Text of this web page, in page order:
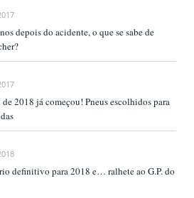
depois do acidente, o que se sabe de
2018 já começou! Pneus escolhidos para
definitivo para 2018 e… ralhete ao G.P. do